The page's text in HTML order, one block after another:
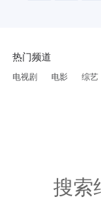
热门频道
电视剧 电影 综艺
搜索